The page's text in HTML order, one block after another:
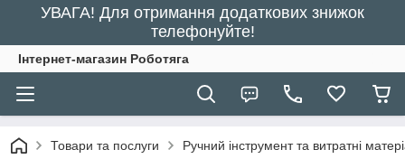
УВАГА! Для отримання додаткових знижок
телефонуйте!
Інтернет-магазин Роботяга
Товари та послуги Ручний інструмент та витратні